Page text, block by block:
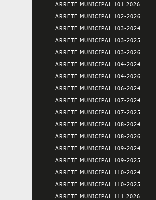
ARRETE MUNICIPAL 101 2026
ARRETE MUNICIPAL 102-2026
ARRETE MUNICIPAL 103-2024
ARRETE MUNICIPAL 103-2025
ARRETE MUNICIPAL 103-2026
ARRETE MUNICIPAL 104-2024
ARRETE MUNICIPAL 104-2026
ARRETE MUNICIPAL 106-2024
ARRETE MUNICIPAL 107-2024
ARRETE MUNICIPAL 107-2025
ARRETE MUNICIPAL 108-2024
ARRETE MUNICIPAL 108-2026
ARRETE MUNICIPAL 109-2024
ARRETE MUNICIPAL 109-2025
ARRETE MUNICIPAL 110-2024
ARRETE MUNICIPAL 110-2025
ARRETE MUNICIPAL 111 2026